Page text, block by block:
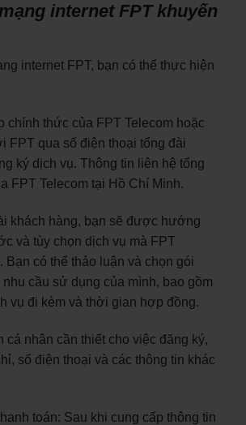
internet FPT khuyến
internet FPT, bạn có thể thực hiện
chính thức của FPT Telecom hoặc
FPT qua số điện thoại tổng đài
ký dịch vụ. Thông tin liên hệ tổng
FPT Telecom tại Hồ Chí Minh.
khách hàng, bạn sẽ được hướng
và tùy chọn dịch vụ mà FPT
Bạn có thể thảo luận và chọn gói
cầu sử dụng của mình, bao gồm
vụ đi kèm và thời gian hợp đồng.
cá nhân cần thiết cho việc đăng ký,
số điện thoại và các thông tin khác
toán: Sau khi cung cấp thông tin